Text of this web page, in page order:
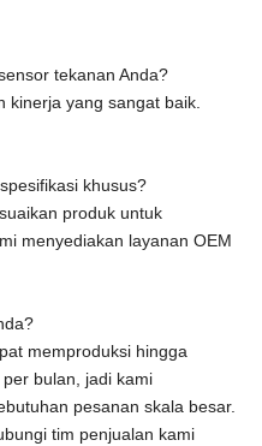
tekanan Anda?
kinerja yang sangat baik.
khusus?
produk untuk
menyediakan layanan OEM
memproduksi hingga
bulan, jadi kami
pesanan skala besar.
tim penjualan kami